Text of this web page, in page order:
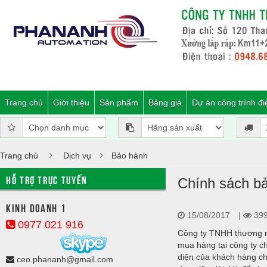
Trang chủ Giới thiệu Sản phẩm Bảng giá Dự án công trình
Trang chủ Dịch vụ Bảo hành
Chính sách
15/08/2017 |
Công ty TNHH thương
mua hàng tại công ty
diện của khách hàng
HỖ TRỢ TRỰC TUYẾN
Kinh doanh 1
0977 021 916
ceo.phananh@gmail.com